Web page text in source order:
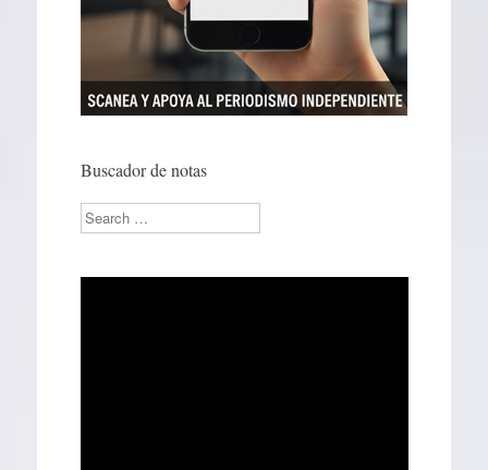
Buscador de notas
Search